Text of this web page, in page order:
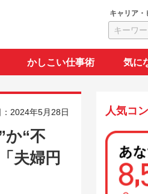
キャリア
かしこい仕事術 気に
2024年5月28日
か“不
夫婦円
人気コ